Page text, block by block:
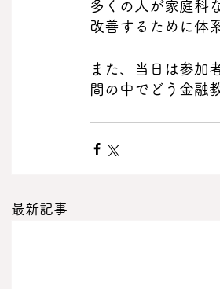
多くの人が家庭科
改善するために体
また、当日は参加
間の中でどう金融
最新記事